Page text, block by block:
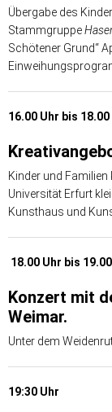
Übergabe des
Stammgruppe
Schötener Grund“
16.00 Uhr bis 18.00
Kinder und
Universität Erfurt
Kunsthaus und
18.00 Uhr bis
Konzert mit
Weimar.
Unter dem
19:30 Uhr